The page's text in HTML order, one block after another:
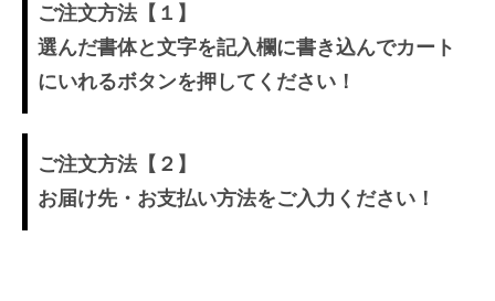
ご注文方法【１】
選んだ書体と文字を記入欄に書き込んでカート
にいれるボタンを押してください！
ご注文方法【２】
お届け先・お支払い方法をご入力ください！